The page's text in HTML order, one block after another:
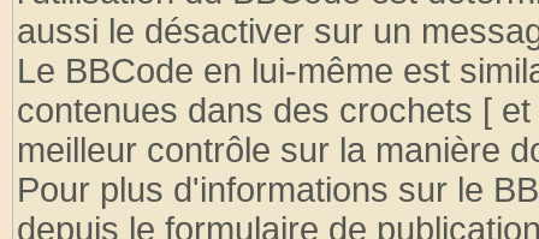
aussi le désactiver sur un
Le BBCode en lui-même est
contenues dans des crochets [
meilleur contrôle sur la manière
Pour plus d'informations sur le
depuis le formulaire de